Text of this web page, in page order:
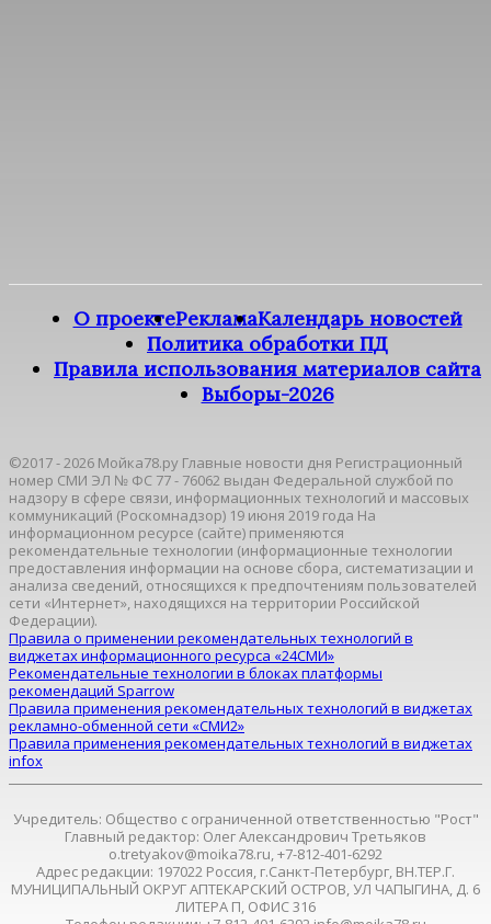
О проектеРекламаКалендарь новостей
Политика обработки ПД
Правила использования материалов сайта
Выборы-2026
©2017 - 2026 Мойка78.ру Главные новости дня Регистрационный
номер СМИ ЭЛ № ФС 77 - 76062 выдан Федеральной службой по
надзору в сфере связи, информационных технологий и массовых
коммуникаций (Роскомнадзор) 19 июня 2019 года На
информационном ресурсе (сайте) применяются
рекомендательные технологии (информационные технологии
предоставления информации на основе сбора, систематизации и
анализа сведений, относящихся к предпочтениям пользователей
сети «Интернет», находящихся на территории Российской
Федерации).
Правила о применении рекомендательных технологий в
виджетах информационного ресурса «24СМИ»
Рекомендательные технологии в блоках платформы
рекомендаций Sparrow
Правила применения рекомендательных технологий в виджетах
рекламно-обменной сети «СМИ2»
Правила применения рекомендательных технологий в виджетах
infox
Учредитель: Общество с ограниченной ответственностью "Рост"
Главный редактор: Олег Александрович Третьяков
o.tretyakov@moika78.ru, +7-812-401-6292
Адрес редакции: 197022 Россия, г.Санкт-Петербург, ВН.ТЕР.Г.
МУНИЦИПАЛЬНЫЙ ОКРУГ АПТЕКАРСКИЙ ОСТРОВ, УЛ ЧАПЫГИНА, Д. 6
ЛИТЕРА П, ОФИС 316